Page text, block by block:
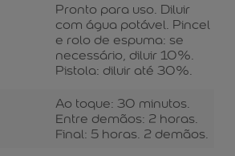
Pronto para uso. Diluir
com água potável. Pincel
e rolo de espuma: se
necessário, diluir 10%.
Pistola: diluir até 30%.
Ao toque: 30 minutos.
Entre demãos: 2 horas.
Final: 5 horas. 2 demãos.